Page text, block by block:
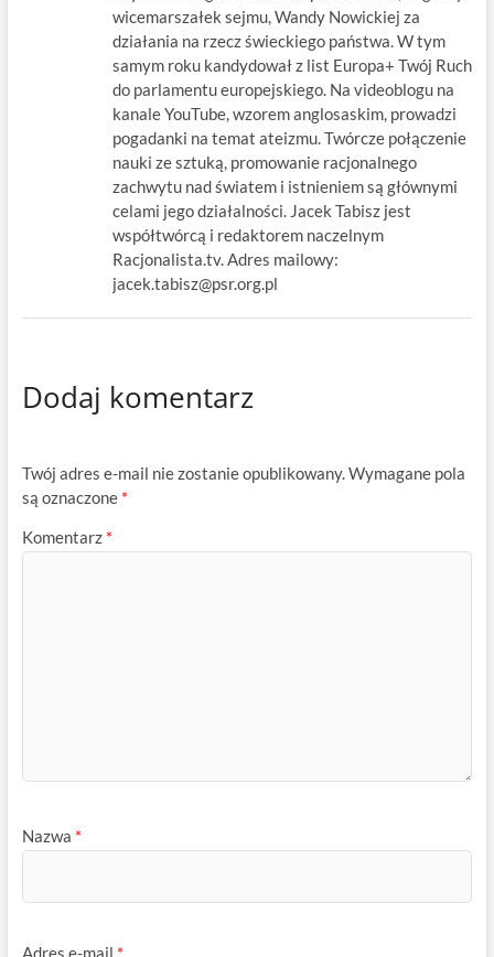
wicemarszałek sejmu, Wandy Nowickiej za
działania na rzecz świeckiego państwa. W tym
samym roku kandydował z list Europa+ Twój Ruch
do parlamentu europejskiego. Na videoblogu na
kanale YouTube, wzorem anglosaskim, prowadzi
pogadanki na temat ateizmu. Twórcze połączenie
nauki ze sztuką, promowanie racjonalnego
zachwytu nad światem i istnieniem są głównymi
celami jego działalności. Jacek Tabisz jest
współtwórcą i redaktorem naczelnym
Racjonalista.tv. Adres mailowy:
jacek.tabisz@psr.org.pl
Dodaj komentarz
Twój adres e-mail nie zostanie opublikowany.Wymagane pola
są oznaczone *
Komentarz *
Nazwa *
Adres e-mail *